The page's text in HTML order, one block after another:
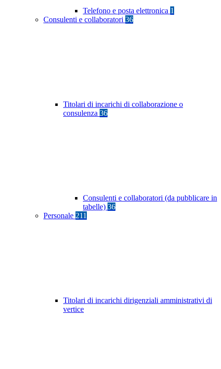
Telefono e posta elettronica 1
Consulenti e collaboratori 36
Titolari di incarichi di collaborazione o
consulenza 36
Consulenti e collaboratori (da pubblicare in
tabelle) 36
Personale 211
Titolari di incarichi dirigenziali amministrativi di
vertice